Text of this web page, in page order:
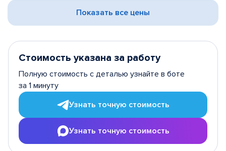
Показать все цены
Стоимость указана за работу
Полную стоимость с деталью узнайте в боте
за 1 минуту
Узнать точную стоимость
Узнать точную стоимость